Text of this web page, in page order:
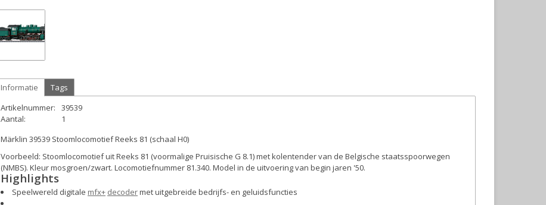
Informatie
Tags
Artikelnummer:
39539
Aantal:
1
Märklin 39539 Stoomlocomotief Reeks 81 (schaal H0)
Voorbeeld: Stoomlocomotief uit Reeks 81 (voormalige Pruisische G 8.1) met kolentender van de Belgische staatsspoorwegen
(NMBS). Kleur mosgroen/zwart. Locomotiefnummer 81.340. Model in de uitvoering van begin jaren '50.
Highlights
Speelwereld digitale mfx+ decodermet uitgebreide bedrijfs- en geluidsfuncties